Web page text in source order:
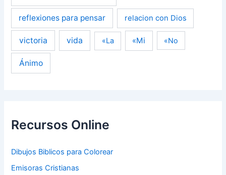
reflexiones para pensar relacion con Dios
victoria vida «La «Mi «No
Ánimo
Recursos Online
Dibujos Biblicos para Colorear
Emisoras Cristianas